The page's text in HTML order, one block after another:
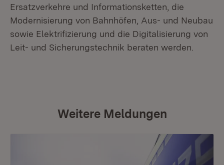
Ersatzverkehre und Informationsketten, die
Modernisierung von Bahnhöfen, Aus- und Neubau
sowie Elektrifizierung und die Digitalisierung von
Leit- und Sicherungstechnik beraten werden.
Weitere Meldungen